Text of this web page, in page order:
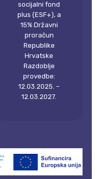
socijalni fond
plus (ESF+), a
15% Državni
proračun
Republike
Hrvatske
Razdoblje
provedbe:
12.03.2025. –
12.03.2027.